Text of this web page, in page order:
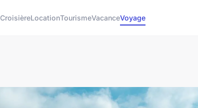
CroisièreLocationTourismeVacanceVoyage